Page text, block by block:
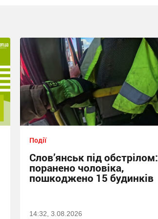
Події
Слов’янськ під обстрілом:
поранено чоловіка,
пошкоджено 15 будинків
14:32, 3.08.2026